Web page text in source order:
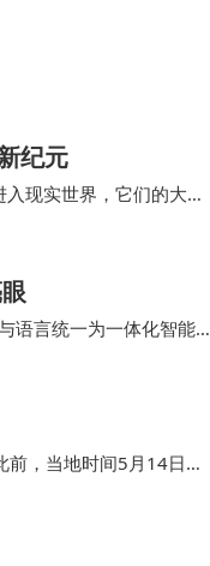
纪元
现实世界，它们的大脑
语言统一为一体化智能体
，当地时间5月14日，